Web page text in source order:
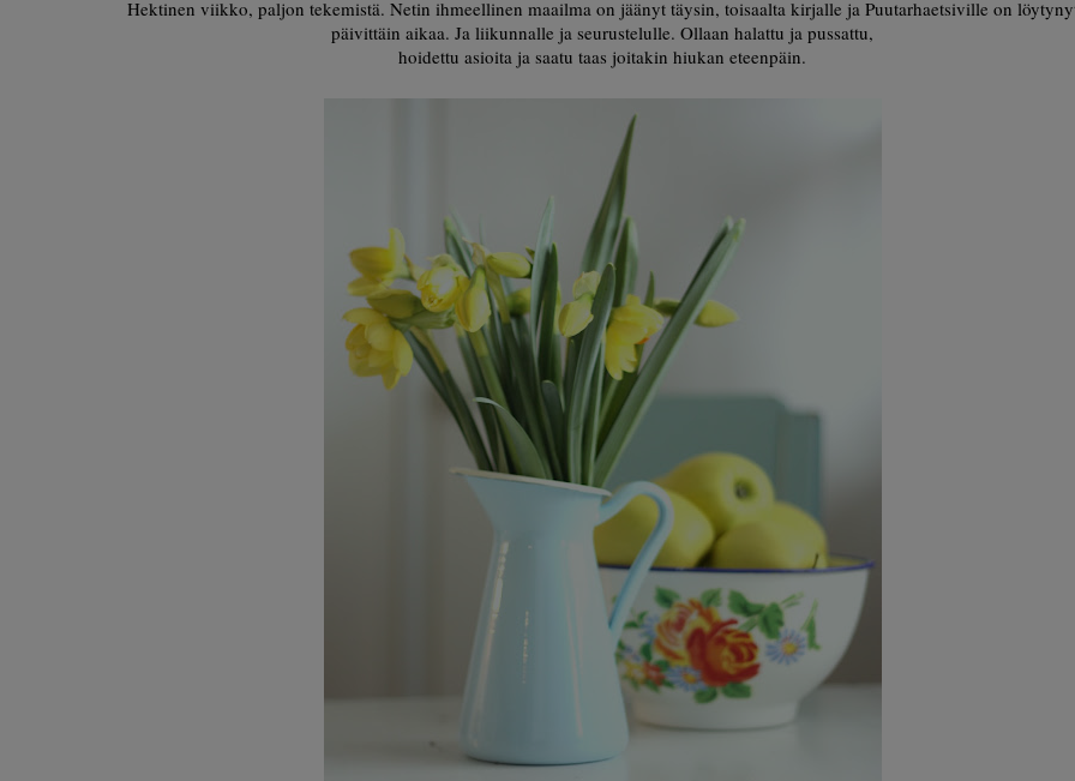
Hektinen viikko, paljon tekemistä. Netin ihmeellinen maailma on jäänyt täysin, toisaalta kirjalle ja Puutarhaetsiville on
päivittäin aikaa. Ja liikunnalle ja seurustelulle. Ollaan halattu ja pussattu,
hoidettu asioita ja saatu taas joitakin hiukan eteenpäin.